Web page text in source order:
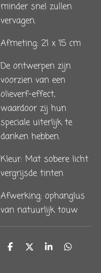
minder snel zullen
vervagen.
Afmeting: 21 x 15 cm
De ontwerpen zijn
voorzien van een
olieverf-effect,
waardoor zij hun
speciale uiterlijk te
danken hebben.
Kleur: Mat sobere licht
vergrijsde tinten
Afwerking: ophanglus
van natuurlijk touw
D D S D